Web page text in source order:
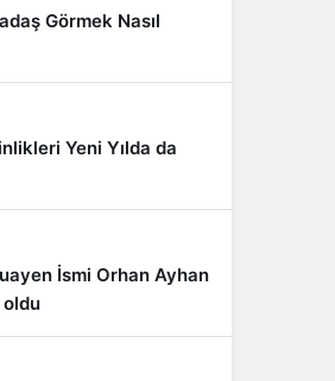
Görmek Nasıl
Yeni Yılda da
İsmi Orhan Ayhan
oldu